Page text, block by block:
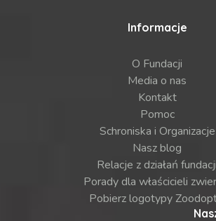
Informacje
O Fundacji
Media o nas
Kontakt
Pomoc
Schroniska i Organizacje
Nasz blog
Relacje z działań fundacji
Porady dla właścicieli
Pobierz logotypy